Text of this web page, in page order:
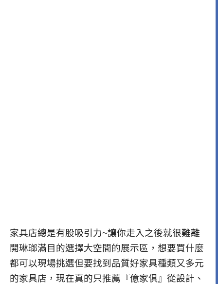
家具店總是有股吸引力~讓你走入之後就很難離
開琳瑯滿目的選擇大空間的展示區，想要買什麼
都可以現場挑選但要找到品質好家具種類又多元
的家具店，現在真的只推薦 『億家俱』從設計、